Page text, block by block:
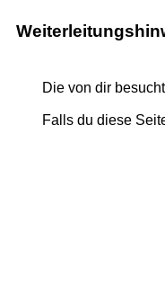
Die von dir
Falls du diese